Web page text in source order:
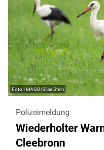
IMAGO/Silas Stein
Polizeimeldung
Wiederholter
Cleebronn